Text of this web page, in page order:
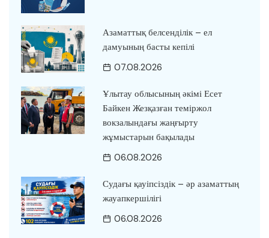
Азаматтық белсенділік – ел
дамуының басты кепілі
07.08.2026
Ұлытау облысының әкімі Есет
Байкен Жезқазған теміржол
вокзалындағы жаңғырту
жұмыстарын бақылады
06.08.2026
Судағы қауіпсіздік – әр азаматтың
жауапкершілігі
06.08.2026